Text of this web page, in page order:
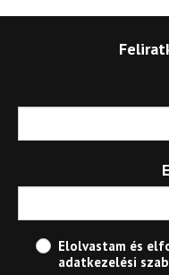
Elolvastam és
adatkezelési